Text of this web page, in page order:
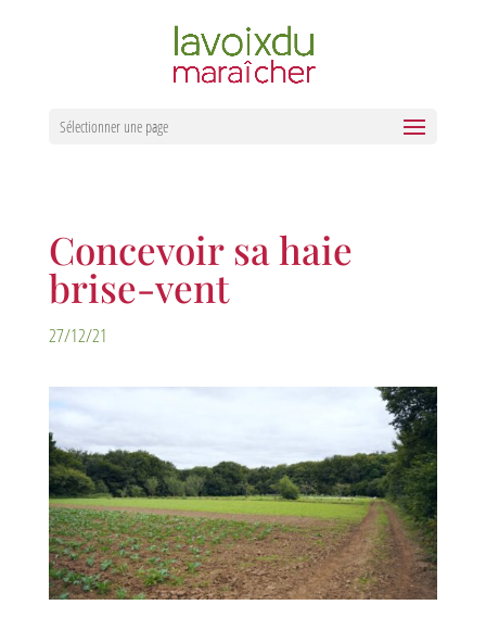
Sélectionner une page
Concevoir sa haie
brise-vent
27/12/21